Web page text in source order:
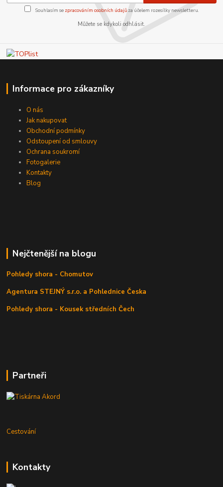
Souhlasím se zpracováním osobních údajůza účelem rozesílky newsletteru.
Můžete se kdykoli odhlásit.
Informace pro zákazníky
O nás
Jak nakupovat
Obchodní podmínky
Odstoupení od smlouvy
Ochrana soukromí
Fotogalerie
Kontakty
Blog
Nejčtenější na blogu
Pohledy shora - Chomutov
Agentura STEJNÝ s.r.o. a Pohlednice Česka
Pohledy shora - Kousek středních Čech
Partneři
Cestování
Kontakty